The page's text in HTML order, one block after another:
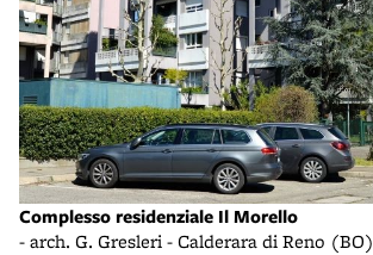
Complesso residenziale Il Morello
- arch. G. Gresleri - Calderara di Reno (BO)